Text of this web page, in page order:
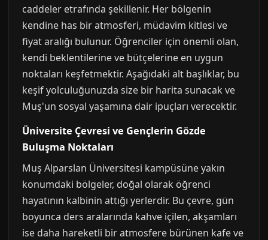
caddeler etrafında şekillenir. Her bölgenin
kendine has bir atmosferi, müdavim kitlesi ve
fiyat aralığı bulunur. Öğrenciler için önemli olan,
kendi beklentilerine ve bütçelerine en uygun
noktaları keşfetmektir. Aşağıdaki alt başlıklar, bu
keşif yolculuğunuzda size bir harita sunacak ve
Muş'un sosyal yaşamına dair ipuçları verecektir.
Üniversite Çevresi ve Gençlerin Gözde
Buluşma Noktaları
Muş Alparslan Üniversitesi kampüsüne yakın
konumdaki bölgeler, doğal olarak öğrenci
hayatının kalbinin attığı yerlerdir. Bu çevre, gün
boyunca ders aralarında kahve içilen, akşamları
ise daha hareketli bir atmosfere bürünen kafe ve